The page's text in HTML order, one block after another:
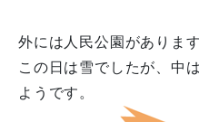
外には人民公園があります
この日は雪でしたが、中
ようです。